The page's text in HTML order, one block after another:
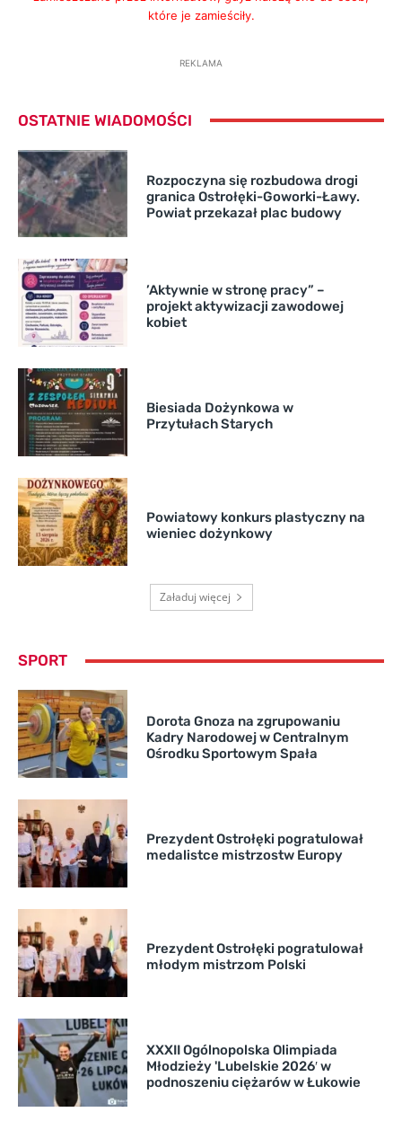
które je zamieściły.
REKLAMA
OSTATNIE WIADOMOŚCI
Rozpoczyna się rozbudowa drogi
granica Ostrołęki-Goworki-Ławy.
Powiat przekazał plac budowy
’Aktywnie w stronę pracy” –
projekt aktywizacji zawodowej
kobiet
Biesiada Dożynkowa w
Przytułach Starych
Powiatowy konkurs plastyczny na
wieniec dożynkowy
Załaduj więcej
SPORT
Dorota Gnoza na zgrupowaniu
Kadry Narodowej w Centralnym
Ośrodku Sportowym Spała
Prezydent Ostrołęki pogratulował
medalistce mistrzostw Europy
Prezydent Ostrołęki pogratulował
młodym mistrzom Polski
XXXII Ogólnopolska Olimpiada
Młodzieży 'Lubelskie 2026′ w
podnoszeniu ciężarów w Łukowie